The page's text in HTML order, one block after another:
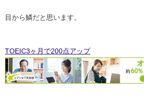
目から鱗だと思います。
TOEIC3ヶ月で200点アップ